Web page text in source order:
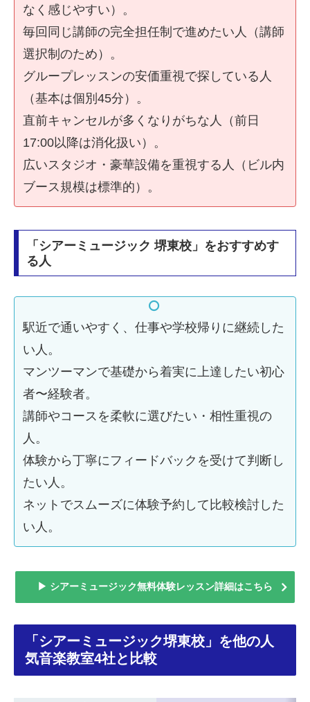
なく感じやすい）。
毎回同じ講師の完全担任制で進めたい人（講師
選択制のため）。
グループレッスンの安価重視で探している人
（基本は個別45分）。
直前キャンセルが多くなりがちな人（前日
17:00以降は消化扱い）。
広いスタジオ・豪華設備を重視する人（ビル内
ブース規模は標準的）。
「シアーミュージック 堺東校」をおすすめす
る人
駅近で通いやすく、仕事や学校帰りに継続した
い人。
マンツーマンで基礎から着実に上達したい初心
者〜経験者。
講師やコースを柔軟に選びたい・相性重視の
人。
体験から丁寧にフィードバックを受けて判断し
たい人。
ネットでスムーズに体験予約して比較検討した
い人。
▶ シアーミュージック無料体験レッスン詳細はこちら
「シアーミュージック堺東校」を他の人
気音楽教室4社と比較